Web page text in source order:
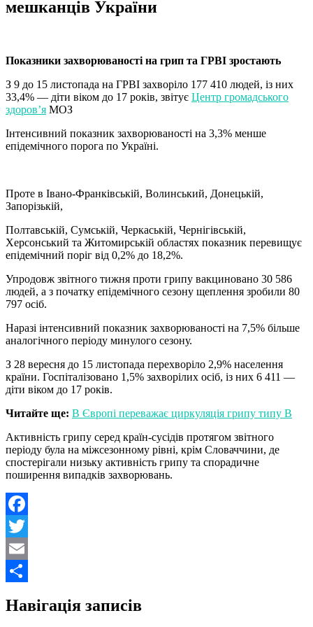
мешканців України
Показники захворюваності на грип та ГРВІ зростають
З 9 до 15 листопада на ГРВІ захворіло 177 410 людей, із них
33,4% — діти віком до 17 років, звітує Центр громадського
здоров’я МОЗ
Інтенсивний показник захворюваності на 3,3% менше
епідемічного порога по Україні.
Проте в Івано-Франківській, Волинський, Донецькій,
Запорізькій,
Полтавській, Сумській, Черкаській, Чернігівській,
Херсонський та Житомирській областях показник перевищує
епідемічний поріг від 0,2% до 18,2%.
Упродовж звітного тижня проти грипу вакциновано 30 586
людей, а з початку епідемічного сезону щеплення зробили 80
797 осіб.
Наразі інтенсивний показник захворюваності на 7,5% більше
аналогічного періоду минулого сезону.
З 28 вересня до 15 листопада перехворіло 2,9% населення
країни. Госпіталізовано 1,5% захворілих осіб, із них 6 411 —
діти віком до 17 років.
Читайте ще: В Європі переважає циркуляція грипу типу В
Активність грипу серед країн-сусідів протягом звітного
періоду була на міжсезонному рівні, крім Словаччини, де
спостерігали низьку активність грипу та спорадичне
поширення випадків захворювань.
Facebook
Twitter
Email
Навігація записів